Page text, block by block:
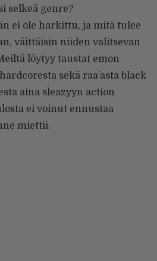
selkeä genre?
ei ole harkittu, ja mitä tulee
väittäisin niiden valitsevan
löytyy taustat emon
sekä raa’asta black
aina sleazyyn action
ei voinut ennustaa
miettii.